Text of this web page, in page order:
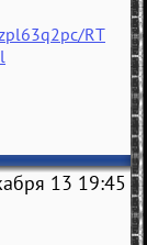
RT
13 19:45